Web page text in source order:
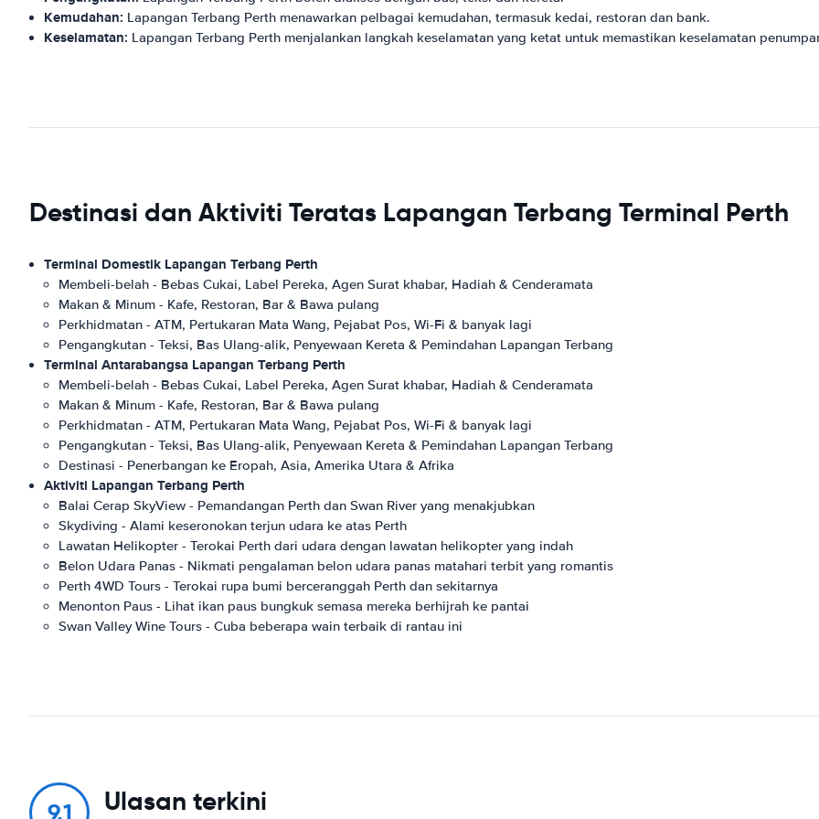
Kemudahan: Lapangan Terbang Perth menawarkan pelbagai kemudahan, termasuk kedai, restoran dan bank.
Keselamatan: Lapangan Terbang Perth menjalankan langkah keselamatan yang ketat untuk memastikan keselamatan
Destinasi dan Aktiviti Teratas Lapangan Terbang Terminal Perth
Terminal Domestik Lapangan Terbang Perth
Membeli-belah - Bebas Cukai, Label Pereka, Agen Surat khabar, Hadiah & Cenderamata
Makan & Minum - Kafe, Restoran, Bar & Bawa pulang
Perkhidmatan - ATM, Pertukaran Mata Wang, Pejabat Pos, Wi-Fi & banyak lagi
Pengangkutan - Teksi, Bas Ulang-alik, Penyewaan Kereta & Pemindahan Lapangan Terbang
Terminal Antarabangsa Lapangan Terbang Perth
Membeli-belah - Bebas Cukai, Label Pereka, Agen Surat khabar, Hadiah & Cenderamata
Makan & Minum - Kafe, Restoran, Bar & Bawa pulang
Perkhidmatan - ATM, Pertukaran Mata Wang, Pejabat Pos, Wi-Fi & banyak lagi
Pengangkutan - Teksi, Bas Ulang-alik, Penyewaan Kereta & Pemindahan Lapangan Terbang
Destinasi - Penerbangan ke Eropah, Asia, Amerika Utara & Afrika
Aktiviti Lapangan Terbang Perth
Balai Cerap SkyView - Pemandangan Perth dan Swan River yang menakjubkan
Skydiving - Alami keseronokan terjun udara ke atas Perth
Lawatan Helikopter - Terokai Perth dari udara dengan lawatan helikopter yang indah
Belon Udara Panas - Nikmati pengalaman belon udara panas matahari terbit yang romantis
Perth 4WD Tours - Terokai rupa bumi berceranggah Perth dan sekitarnya
Menonton Paus - Lihat ikan paus bungkuk semasa mereka berhijrah ke pantai
Swan Valley Wine Tours - Cuba beberapa wain terbaik di rantau ini
9.1 Ulasan terkini